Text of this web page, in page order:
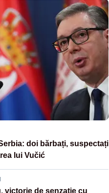
doi bărbați, suspectați
lui Vučić
victorie de senzație cu